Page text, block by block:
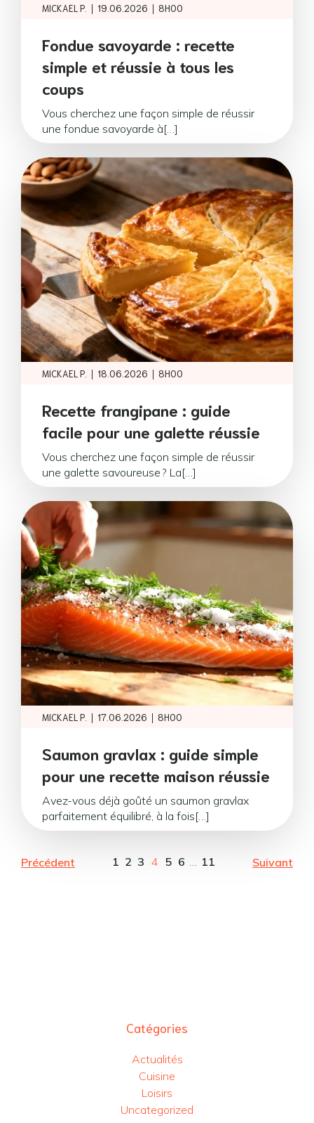
MICKAEL P. | 19.06.2026 | 8H00
Fondue savoyarde : recette
simple et réussie à tous les
coups
Vous cherchez une façon simple de réussir
une fondue savoyarde à[…]
MICKAEL P. | 18.06.2026 | 8H00
Recette frangipane : guide
facile pour une galette réussie
Vous cherchez une façon simple de réussir
une galette savoureuse ? La[…]
MICKAEL P. | 17.06.2026 | 8H00
Saumon gravlax : guide simple
pour une recette maison réussie
Avez-vous déjà goûté un saumon gravlax
parfaitement équilibré, à la fois[…]
Précédent 1 2 3 4 5 6 … 11 Suivant
Catégories
Actualités
Cuisine
Loisirs
Uncategorized